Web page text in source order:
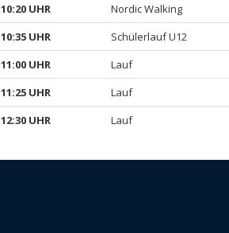
10:20 UHR
Nordic Walking
10:35 UHR
Schülerlauf U12
11:00 UHR
Lauf
11:25 UHR
Lauf
12:30 UHR
Lauf